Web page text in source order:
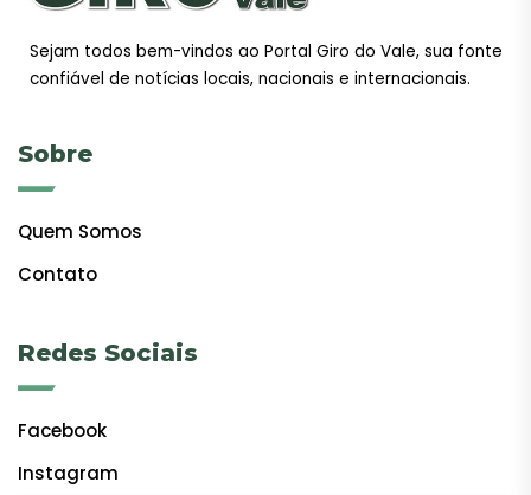
Sejam todos bem-vindos ao Portal Giro do Vale, sua fonte
confiável de notícias locais, nacionais e internacionais.
Sobre
Quem Somos
Contato
Redes Sociais
Facebook
Instagram